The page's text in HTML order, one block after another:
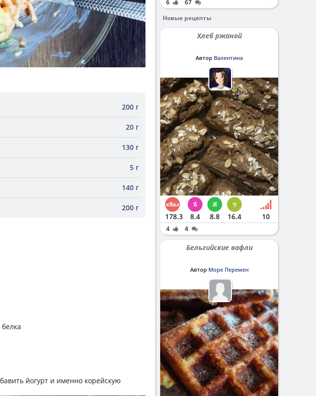
200 г
20 г
130 г
5 г
140 г
200 г
йогурт и именно корейскую
6
67
Новые рецепты
Хлеб ржаной
Автор Валентина
178.3 8.4 8.8 16.4 10
4 4
Бельгийские вафли
Автор Море Перемен